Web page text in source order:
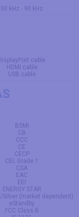
30 kHz - 90 kHz
cable
HDMI cable
USB cable
BSMI
CB
CCC
CE
CECP
CEL Grade 1
CSA
EAC
EEI
ENERGY STAR
Silver (market dependent)
eStandby
FCC Class B